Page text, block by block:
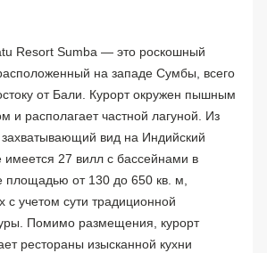
Resort Sumba — это роскошный
на западе Сумбы, всего
от Бали. Курорт окружен пышным
и располагает частной лагуной. Из
захватывающий вид на Индийский
имеется 27 вилл с бассейнами в
площадью от 130 до 650 кв. м,
с учетом сути традиционной
Помимо размещения, курорт
рестораны изысканной кухни